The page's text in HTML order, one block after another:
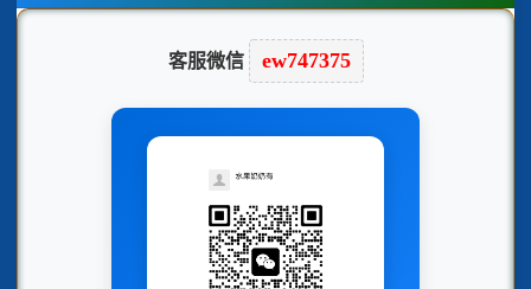
客服微信 ew747375